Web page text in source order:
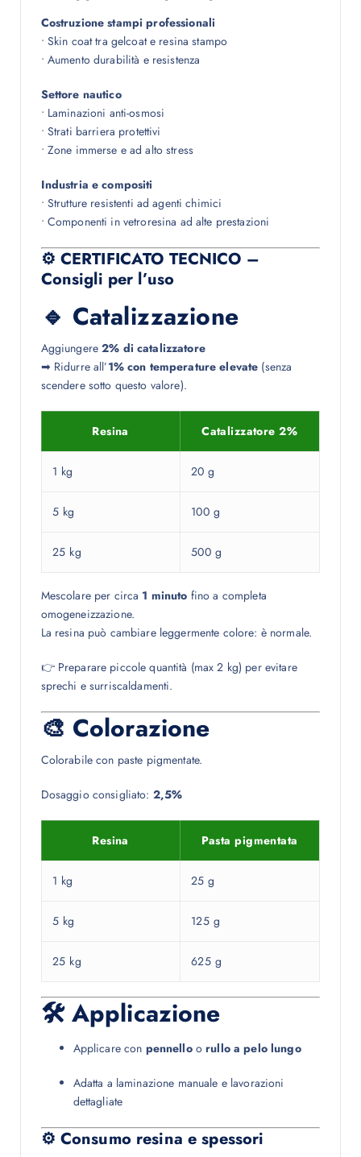
Costruzione stampi professionali
• Skin coat tra gelcoat e resina stampo
• Aumento durabilità e resistenza
Settore nautico
• Laminazioni anti-osmosi
• Strati barriera protettivi
• Zone immerse e ad alto stress
Industria e compositi
• Strutture resistenti ad agenti chimici
• Componenti in vetroresina ad alte prestazioni
⚙ CERTIFICATO TECNICO –
Consigli per l’uso
🔹 Catalizzazione
Aggiungere2% di catalizzatore
➡ Ridurre all’1% con temperature elevate (senza
scendere sotto questo valore).
Resina Catalizzatore 2%
1 kg 20 g
5 kg 100 g
25 kg 500 g
Mescolare per circa 1 minuto fino a completa
omogeneizzazione.
La resina può cambiare leggermente colore: è normale.
👉 Preparare piccole quantità (max 2 kg) per evitare
sprechi e surriscaldamenti.
🎨 Colorazione
Colorabile con paste pigmentate.
Dosaggio consigliato: 2,5%
Resina Pasta pigmentata
1 kg 25 g
5 kg 125 g
25 kg 625 g
🛠 Applicazione
Applicare con pennelloorullo a pelo lungo
Adatta a laminazione manuale e lavorazioni
dettagliate
⚙ Consumo resina e spessori